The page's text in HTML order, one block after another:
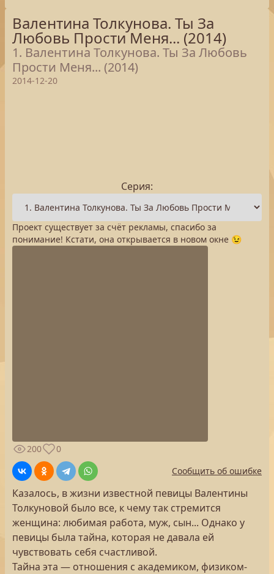
Валентина Толкунова. Ты За
Любовь Прости Меня... (2014)
1. Валентина Толкунова. Ты За Любовь
Прости Меня... (2014)
2014-12-20
Серия:
Проект существует за счёт рекламы, спасибо за
понимание! Кстати, она открывается в новом окне 😉
200
0
Сообщить об ошибке
Казалось, в жизни известной певицы Валентины
Толкуновой было все, к чему так стремится
женщина: любимая работа, муж, сын... Однако у
певицы была тайна, которая не давала ей
чувствовать себя счастливой.
Тайна эта — отношения с академиком, физиком-